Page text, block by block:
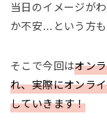
当日のイメージが
か不安…という方も
そこで今回はオン
れ、実際にオンラ
していきます！